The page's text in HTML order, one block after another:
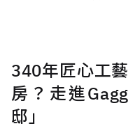
340年匠心工
房？走進
邸」